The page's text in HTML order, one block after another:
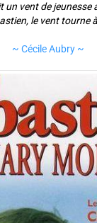
un vent de jeunesse
le vent tourne
~ Cécile Aubry ~